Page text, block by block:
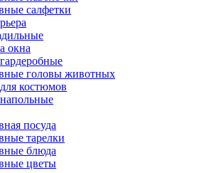
салфетки
окна
головы животных
костюмов
посуда
тарелки
блюда
цветы